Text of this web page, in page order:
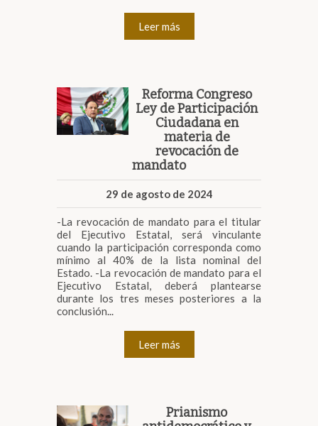
Leer más
Reforma Congreso
Ley de Participación
Ciudadana en
materia de
revocación de
mandato
29 de agosto de 2024
-La revocación de mandato para el titular
del Ejecutivo Estatal, será vinculante
cuando la participación corresponda como
mínimo al 40% de la lista nominal del
Estado. -La revocación de mandato para el
Ejecutivo Estatal, deberá plantearse
durante los tres meses posteriores a la
conclusión...
Leer más
Prianismo